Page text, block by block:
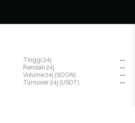
Tinggi 24j
--
Rendah 24j
--
Volume 24j (SOON)
--
Turnover 24j (USDT)
--